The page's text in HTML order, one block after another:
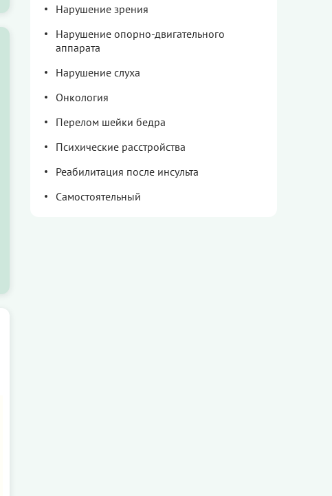
Нарушение зрения
Нарушение опорно-двигательного
аппарата
Нарушение слуха
Онкология
Перелом шейки бедра
Психические расстройства
Реабилитация после инсульта
Самостоятельный